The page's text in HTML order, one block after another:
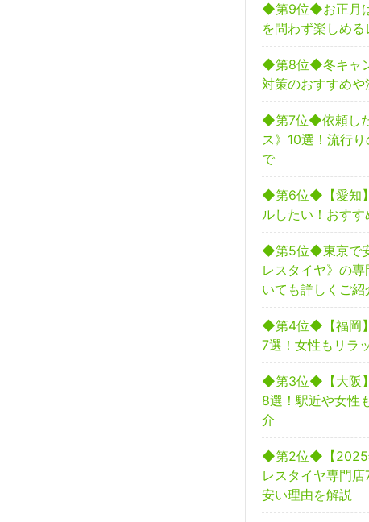
◆第9位◆お正月
を問わず楽しめ
◆第8位◆冬キャ
対策のおすすめ
◆第7位◆依頼し
ス》10選！流行
で
◆第6位◆【愛知
ルしたい！おす
◆第5位◆東京で
レスタイヤ》の
いても詳しくご紹
◆第4位◆【福岡
7選！女性もリラ
◆第3位◆【大阪
8選！駅近や女性
介
◆第2位◆【2025
レスタイヤ専門
安い理由を解説